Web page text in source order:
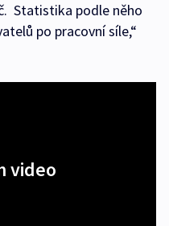
Statistika podle něho
po pracovní síle,“
video